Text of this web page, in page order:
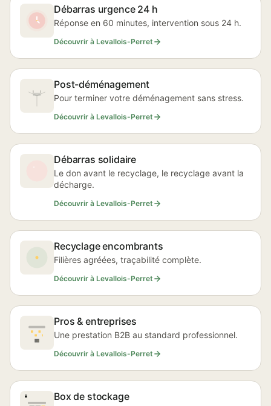
Débarras urgence 24 h
Réponse en 60 minutes, intervention sous 24 h.
Découvrir à Levallois-Perret
Post-déménagement
Pour terminer votre déménagement sans stress.
Découvrir à Levallois-Perret
Débarras solidaire
Le don avant le recyclage, le recyclage avant la
décharge.
Découvrir à Levallois-Perret
Recyclage encombrants
Filières agréées, traçabilité complète.
Découvrir à Levallois-Perret
Pros & entreprises
Une prestation B2B au standard professionnel.
Découvrir à Levallois-Perret
Box de stockage